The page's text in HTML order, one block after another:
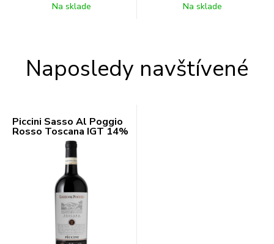
Na sklade Na sklade
Naposledy navštívené
Piccini Sasso Al Poggio
Rosso Toscana IGT 14%